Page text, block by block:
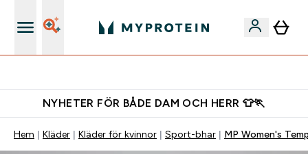
NYHETER FÖR BÅDE DAM OCH HERR 👕🏃
Hem Kläder Kläder för kvinnor Sport-bhar MP Women's